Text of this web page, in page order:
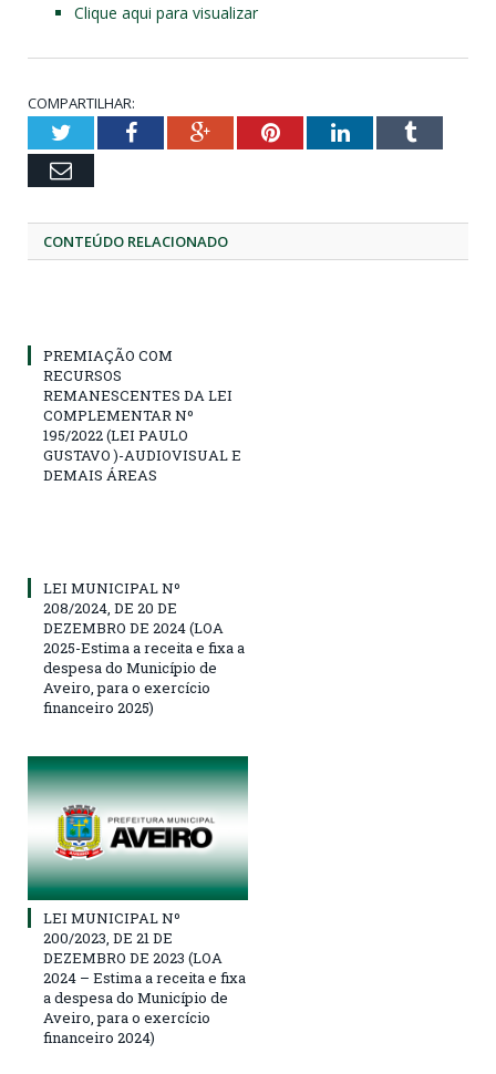
Clique aqui para visualizar
COMPARTILHAR:
TwitterFacebookGoogle+PinterestLinkedInTumblr
Email
CONTEÚDO RELACIONADO
PREMIAÇÃO COM
RECURSOS
REMANESCENTES DA LEI
COMPLEMENTAR Nº
195/2022 (LEI PAULO
GUSTAVO )-AUDIOVISUAL E
DEMAIS ÁREAS
LEI MUNICIPAL Nº
208/2024, DE 20 DE
DEZEMBRO DE 2024 (LOA
2025-Estima a receita e fixa a
despesa do Município de
Aveiro, para o exercício
financeiro 2025)
LEI MUNICIPAL Nº
200/2023, DE 21 DE
DEZEMBRO DE 2023 (LOA
2024 – Estima a receita e fixa
a despesa do Município de
Aveiro, para o exercício
financeiro 2024)